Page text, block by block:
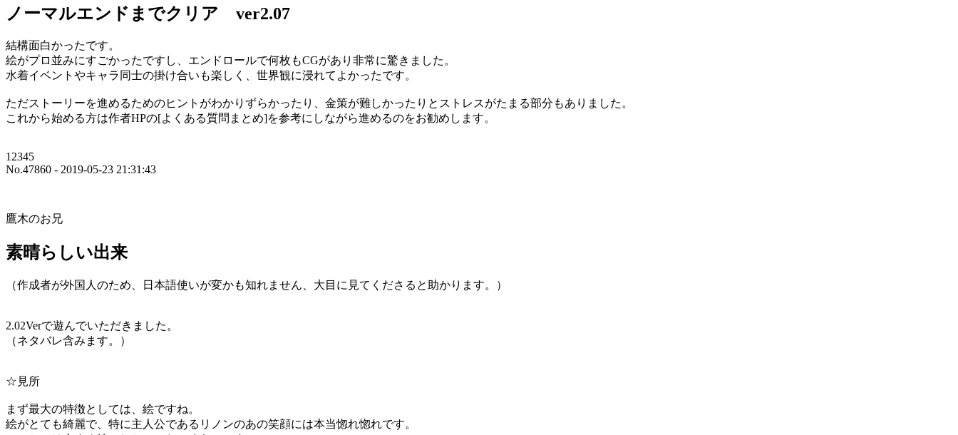
ノーマルエンドまでクリア ver2.07
結構面白かったです。
絵がプロ並みにすごかったですし、エンドロールで何枚もCGがあり非常に驚きました。
水着イベントやキャラ同士の掛け合いも楽しく、世界観に浸れてよかったです。
ただストーリーを進めるためのヒントがわかりずらかったり、金策が難しかったりとストレスがたまる部分もありました。
これから始める方は作者HPの[よくある質問まとめ]を参考にしながら進めるのをお勧めします。
12345
No.47860 - 2019-05-23 21:31:43
鷹木のお兄
素晴らしい出来
（作成者が外国人のため、日本語使いが変かも知れません、大目に見てくださると助かります。）
2.02Verで遊んでいただきました。
（ネタバレ含みます。）
☆見所
まず最大の特徴としては、絵ですね。
絵がとても綺麗で、特に主人公であるリノンのあの笑顔には本当惚れ惚れです。